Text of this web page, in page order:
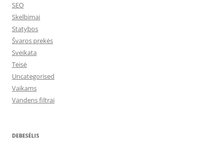
SEO
Skelbimai
Statybos
Švaros prekės
Sveikata
Teisė
Uncategorised
Vaikams
Vandens filtrai
DEBESĖLIS